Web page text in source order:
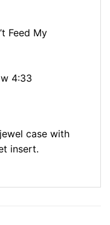
Feed My
4:33
case with
insert.